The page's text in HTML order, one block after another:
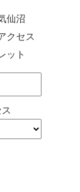
仙沼
クセス
ット